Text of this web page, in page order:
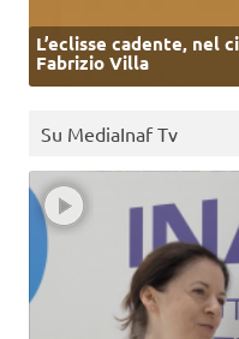
L’eclisse cadente, nel
Fabrizio Villa
Su MediaInaf Tv